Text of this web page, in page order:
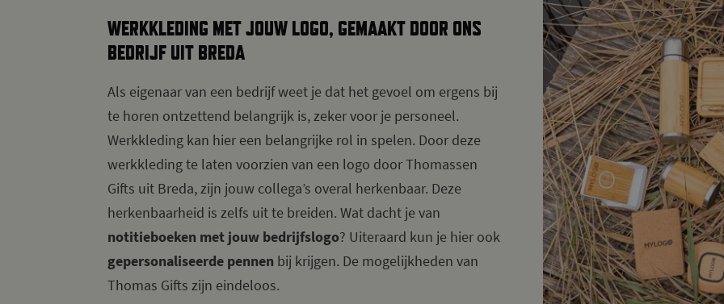
WERKKLEDING MET JOUW LOGO, GEMAAKT DOOR ONS
BEDRIJF UIT BREDA
Als eigenaar van een bedrijf weet je dat het gevoel om ergens bij
te horen ontzettend belangrijk is, zeker voor je personeel.
Werkkleding kan hier een belangrijke rol in spelen. Door deze
werkkleding te laten voorzien van een logo door Thomassen
Gifts uit Breda, zijn jouw collega’s overal herkenbaar. Deze
herkenbaarheid is zelfs uit te breiden. Wat dacht je van
notitieboeken met jouw bedrijfslogo? Uiteraard kun je hier ook
gepersonaliseerde pennen bij krijgen. De mogelijkheden van
Thomas Gifts zijn eindeloos.